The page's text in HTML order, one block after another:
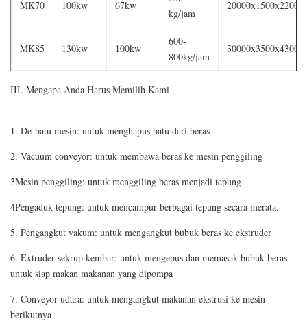
MK70 100kw 67kw
kg/jam
MK85 130kw 100kw
600-
800kg/jam
III. Mengapa Anda Harus Memilih Kami
1. De-batu mesin: untuk menghapus batu dari beras
2. Vacuum conveyor: untuk membawa beras ke mesin penggiling
3Mesin penggiling: untuk menggiling beras menjadi tepung
4Pengaduk tepung: untuk mencampur berbagai tepung secara merata.
5. Pengangkut vakum: untuk mengangkut bubuk beras ke ekstruder
6. Extruder sekrup kembar: untuk mengepus dan memasak bubuk beras
untuk siap makan makanan yang dipompa
7. Conveyor udara: untuk mengangkut makanan ekstrusi ke mesin
berikutnya